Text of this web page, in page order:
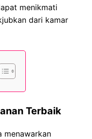
menikmati
dari kamar
Terbaik
menawarkan